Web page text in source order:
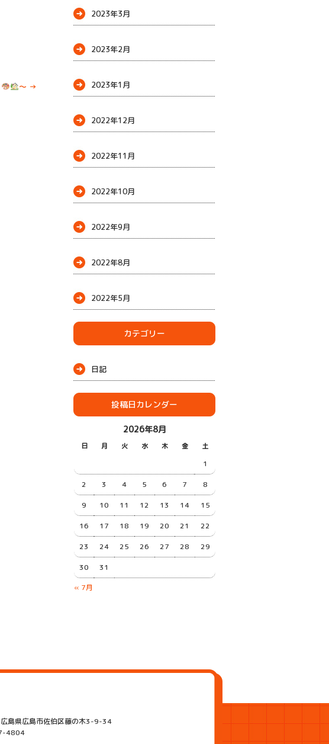
～ →
2023年3月
2023年2月
2023年1月
2022年12月
2022年11月
2022年10月
2022年9月
2022年8月
2022年5月
カテゴリー
日記
投稿日カレンダー
2026年8月
日 月 火 水 木 金 土
« 7月
1
2 3 4 5 6 7 8
9 10 11 12 13 14 15
16 17 18 19 20 21 22
23 24 25 26 27 28 29
30 31
島県広島市佐伯区藤の木3-9-34
4804